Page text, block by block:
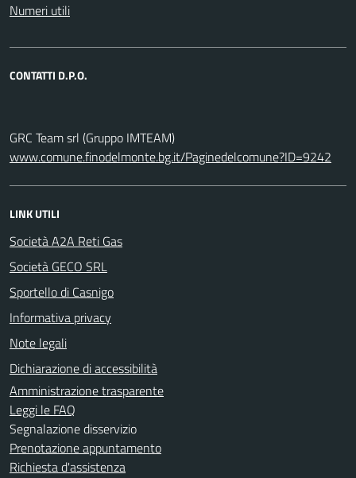
Numeri utili
CONTATTI D.P.O.
GRC Team srl (Gruppo IMTEAM)
www.comune.finodelmonte.bg.it/Paginedelcomune?ID=9242
LINK UTILI
Società A2A Reti Gas
Società GECO SRL
Sportello di Casnigo
Informativa privacy
Note legali
Dichiarazione di accessibilità
Amministrazione trasparente
Leggi le FAQ
Segnalazione disservizio
Prenotazione appuntamento
Richiesta d'assistenza